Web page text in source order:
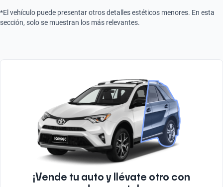
*El vehículo puede presentar otros detalles estéticos menores. En esta
sección, solo se muestran los más relevantes.
¡Vende tu auto y llévate otro con